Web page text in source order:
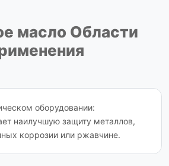
масло Области
оборудовании:
наилучшую защиту металлов,
коррозии или ржавчине.